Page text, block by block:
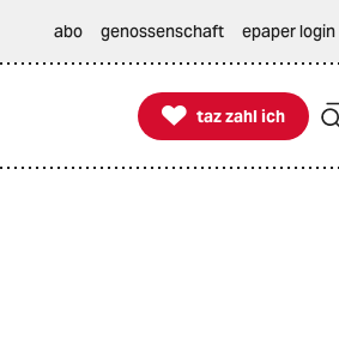
abo genossenschaft epaper login

taz zahl ich
taz zahl ich